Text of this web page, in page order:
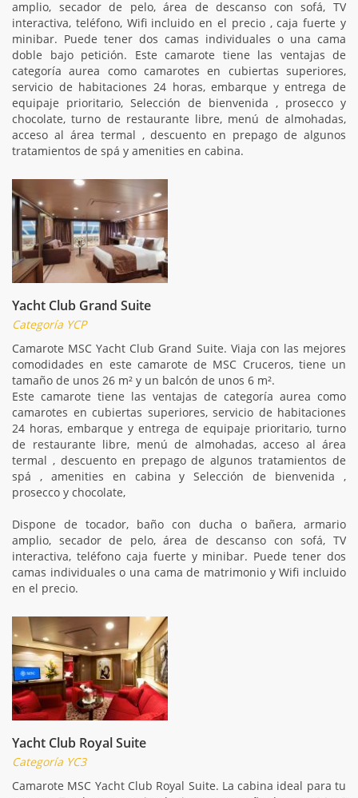
amplio, secador de pelo, área de descanso con sofá, TV
interactiva, teléfono, Wifi incluido en el precio , caja fuerte y
minibar. Puede tener dos camas individuales o una cama
doble bajo petición. Este camarote tiene las ventajas de
categoría aurea como camarotes en cubiertas superiores,
servicio de habitaciones 24 horas, embarque y entrega de
equipaje prioritario, Selección de bienvenida , prosecco y
chocolate, turno de restaurante libre, menú de almohadas,
acceso al área termal , descuento en prepago de algunos
tratamientos de spá y amenities en cabina.
Yacht Club Grand Suite
Categoría YCP
Camarote MSC Yacht Club Grand Suite. Viaja con las mejores
comodidades en este camarote de MSC Cruceros, tiene un
tamaño de unos 26 m² y un balcón de unos 6 m².
Este camarote tiene las ventajas de categoría aurea como
camarotes en cubiertas superiores, servicio de habitaciones
24 horas, embarque y entrega de equipaje prioritario, turno
de restaurante libre, menú de almohadas, acceso al área
termal , descuento en prepago de algunos tratamientos de
spá , amenities en cabina y Selección de bienvenida ,
prosecco y chocolate,
Dispone de tocador, baño con ducha o bañera, armario
amplio, secador de pelo, área de descanso con sofá, TV
interactiva, teléfono caja fuerte y minibar. Puede tener dos
camas individuales o una cama de matrimonio y Wifi incluido
en el precio.
Yacht Club Royal Suite
Categoría YC3
Camarote MSC Yacht Club Royal Suite. La cabina ideal para tu